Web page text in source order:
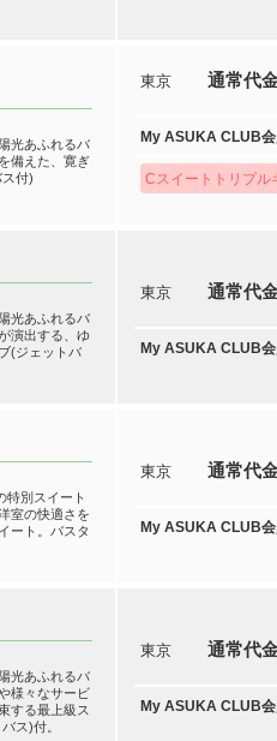
光あふれるバ
備えた、寛ぎ
付)
東京 通常代
My ASUKA CLUB
Cスイートトリプル
光あふれるバ
演出する、ゆ
(ジェットバ
東京 通常代
My ASUKA CLUB
特別スイート
室の快適さを
ート。バスタ
東京 通常代
My ASUKA CLUB
光あふれるバ
様々なサービ
する最上級ス
ス)付。
東京 通常代
My ASUKA CLUB